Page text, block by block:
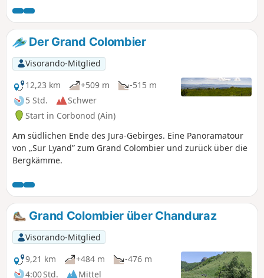
Blick auf die Gorges de l'Albarine, und
das alles mit relativ geringen
Höhenunterschieden.
Der Grand Colombier
Visorando-Mitglied
12,23 km
+509 m
-515 m
5 Std.
Schwer
Start in Corbonod (Ain)
Am südlichen Ende des Jura-Gebirges. Eine Panoramatour
von „Sur Lyand” zum Grand Colombier und zurück über die
Bergkämme.
Grand Colombier über Chanduraz
Visorando-Mitglied
9,21 km
+484 m
-476 m
4:00 Std.
Mittel